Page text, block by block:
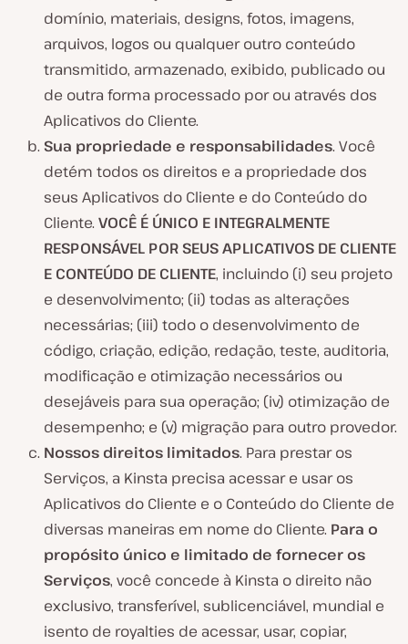
domínio, materiais, designs, fotos, imagens,
arquivos, logos ou qualquer outro conteúdo
transmitido, armazenado, exibido, publicado ou
de outra forma processado por ou através dos
Aplicativos do Cliente.
Sua propriedade e responsabilidades. Você
detém todos os direitos e a propriedade dos
seus Aplicativos do Cliente e do Conteúdo do
Cliente. VOCÊ É ÚNICO E INTEGRALMENTE
RESPONSÁVEL POR SEUS APLICATIVOS DE CLIENTE
E CONTEÚDO DE CLIENTE, incluindo (i) seu projeto
e desenvolvimento; (ii) todas as alterações
necessárias; (iii) todo o desenvolvimento de
código, criação, edição, redação, teste, auditoria,
modificação e otimização necessários ou
desejáveis para sua operação; (iv) otimização de
desempenho; e (v) migração para outro provedor.
Nossos direitos limitados. Para prestar os
Serviços, a Kinsta precisa acessar e usar os
Aplicativos do Cliente e o Conteúdo do Cliente de
diversas maneiras em nome do Cliente. Para o
propósito único e limitado de fornecer os
Serviços, você concede à Kinsta o direito não
exclusivo, transferível, sublicenciável, mundial e
isento de royalties de acessar, usar, copiar,